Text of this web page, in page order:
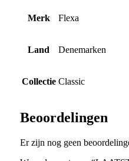
Merk Flexa
Land Denemarken
Collectie Classic
Beoordelingen
Er zijn nog geen